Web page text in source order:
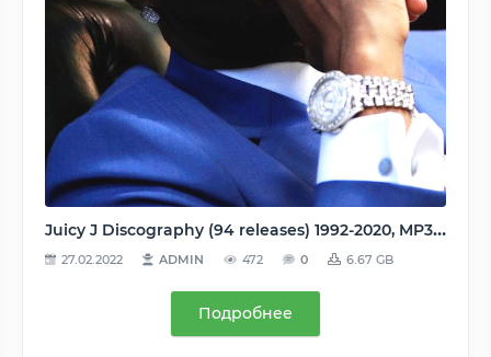
Juicy J Discography (94 releases) 1992-2020, MP3 (tracks), VBR 122-278 kbps - CBR 320 kbps
27.02.2022 ADMIN 472 0 6.67 GB
Подробнее